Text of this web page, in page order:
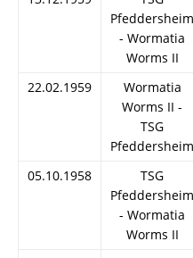
Pfeddersheim
- Wormatia
Worms II
22.02.1959
Wormatia
Worms II -
TSG
Pfeddersheim
05.10.1958
TSG
Pfeddersheim
- Wormatia
Worms II